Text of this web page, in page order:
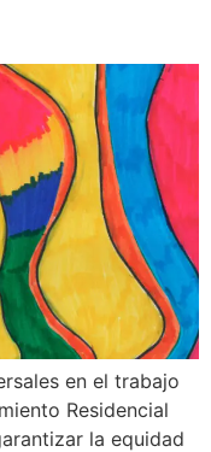
en el trabajo
Residencial
la equidad